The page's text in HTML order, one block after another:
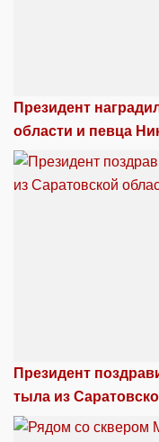
Президент
области и певца
Президент
тыла из